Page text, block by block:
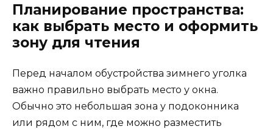
Планирование пространства:
как выбрать место и оформить
зону для чтения
Перед началом обустройства зимнего уголка
важно правильно выбрать место у окна.
Обычно это небольшая зона у подоконника
или рядом с ним, где можно разместить